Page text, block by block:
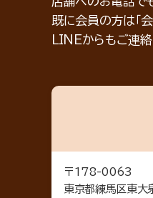
既に会員の方は「
LINEからもご連
〒178-0063
東京都練馬区東